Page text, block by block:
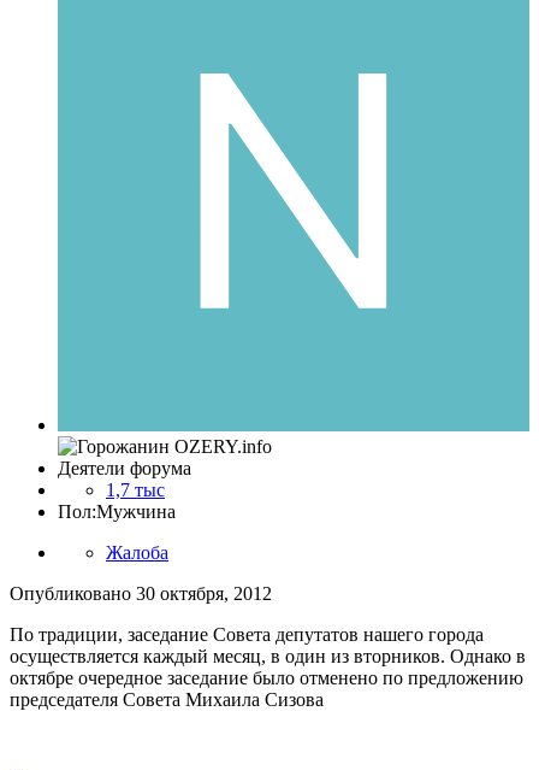
Деятели форума
1,7 тыс
Пол:Мужчина
Жалоба
Опубликовано 30 октября, 2012
По традиции, заседание Совета депутатов нашего города
осуществляется каждый месяц, в один из вторников. Однако в
октябре очередное заседание было отменено по предложению
председателя Совета Михаила Сизова